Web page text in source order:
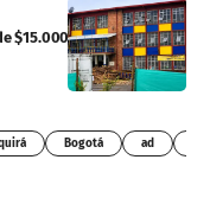
$15.000 millones y no
Bogotá ad